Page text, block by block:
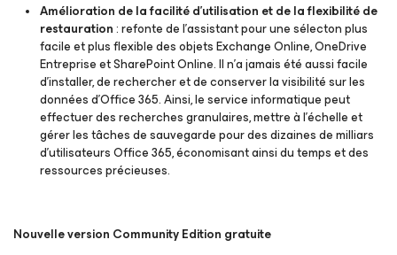
Amélioration de la facilité d’utilisation et de la flexibilité de
restauration: refonte de l’assistant pour une sélecton plus
facile et plus flexible des objets Exchange Online, OneDrive
Entreprise et SharePoint Online. Il n’a jamais été aussi facile
d'installer, de rechercher et de conserver la visibilité sur les
données d’Office 365. Ainsi, le service informatique peut
effectuer des recherches granulaires, mettre à l’échelle et
gérer les tâches de sauvegarde pour des dizaines de milliars
d’utilisateurs Office 365, économisant ainsi du temps et des
ressources précieuses.
Nouvelle version Community Edition gratuite